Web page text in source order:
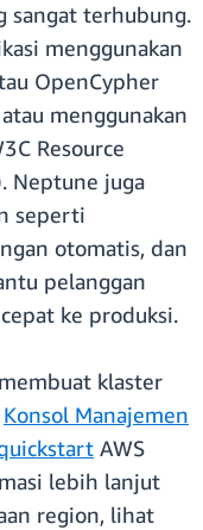
sangat terhubung.
menggunakan
OpenCypher
menggunakan
Resource
Neptune juga
seperti
otomatis, dan
pelanggan
ke produksi.
klaster
Konsol Manajemen
AWS
lebih lanjut
region, lihat